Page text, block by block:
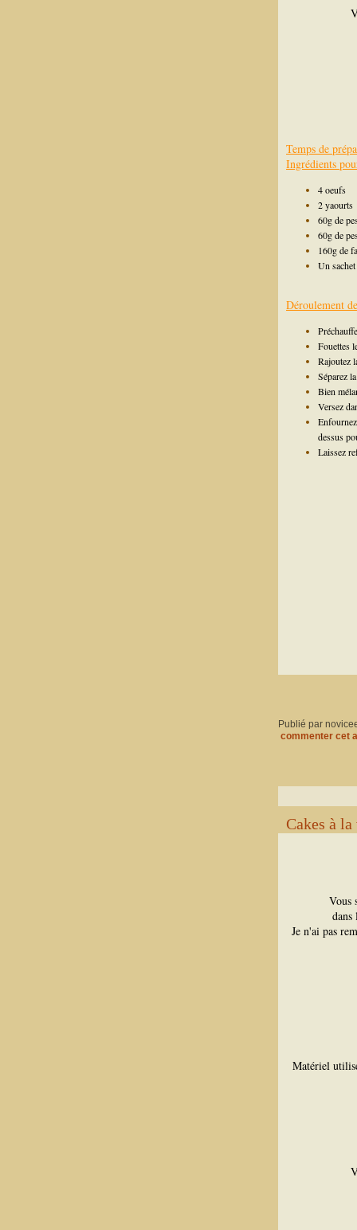
Temps de
Ingrédients
4 oeufs
2 yaourts
60g de
60g de
160g de
Un
Déroulement
Fouettes
Rajoutez
Séparez
Bien
Versez
dessus
Laissez
Publié par
commenter cet
Cakes à
Vous
dans
Je n'ai pas
Matériel